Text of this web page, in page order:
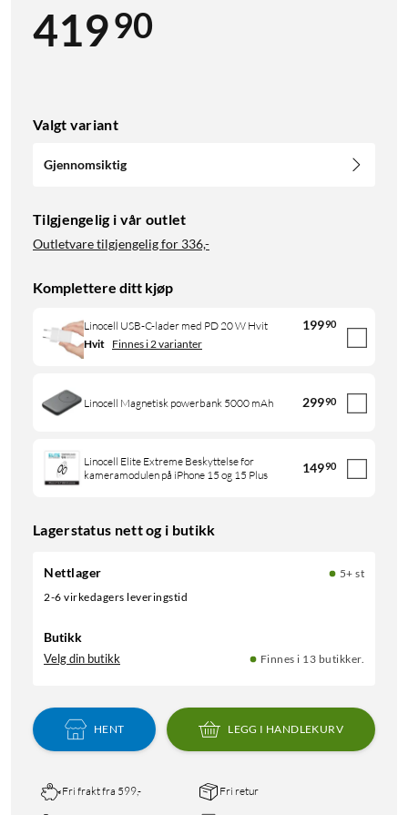
41990
Valgt variant
Gjennomsiktig
Tilgjengelig i vår outlet
Outletvare tilgjengelig for 336,-
Komplettere ditt kjøp
Linocell USB-C-lader med PD 20 W Hvit 19990
Hvit Finnes i 2 varianter
Linocell Magnetisk powerbank 5000 mAh 29990
Linocell Elite Extreme Beskyttelse for
kameramodulen på iPhone 15 og 15 Plus
14990
Lagerstatus nett og i butikk
Nettlager
5+ st
2-6 virkedagers leveringstid
Butikk
Velg din butikk Finnes i 13 butikker.
HENT LEGG I HANDLEKURV
Fri frakt fra 599,- Fri retur